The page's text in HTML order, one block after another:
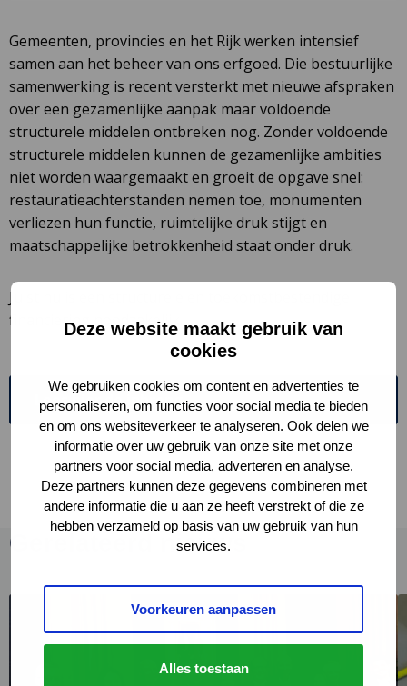
Deze website maakt gebruik van
cookies
We gebruiken cookies om content en advertenties te
personaliseren, om functies voor social media te bieden
en om ons websiteverkeer te analyseren. Ook delen we
informatie over uw gebruik van onze site met onze
partners voor social media, adverteren en analyse.
Deze partners kunnen deze gegevens combineren met
andere informatie die u aan ze heeft verstrekt of die ze
hebben verzameld op basis van uw gebruik van hun
services.
Voorkeuren aanpassen
Alles toestaan
Gemeenten, provincies en het Rijk werken intensief
samen aan het beheer van ons erfgoed. Die bestuurlijke
samenwerking is recent versterkt met nieuwe afspraken
over een gezamenlijke aanpak maar voldoende
structurele middelen ontbreken nog. Zonder voldoende
structurele middelen kunnen de gezamenlijke ambities
niet worden waargemaakt en groeit de opgave snel:
restauratieachterstanden nemen toe, monumenten
verliezen hun functie, ruimtelijke druk stijgt en
maatschappelijke betrokkenheid staat onder druk.
Juist nu is een structurele en toekomstbestendige
financiering noodzakelijk.
Lees hier de inbreng
Gerelateerd nieuws